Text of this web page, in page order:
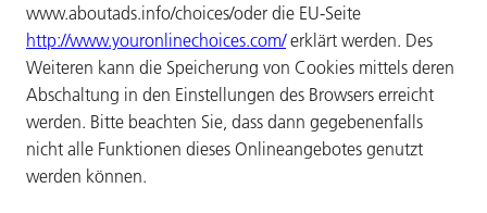
www.aboutads.info/choices/oder die EU-Seite
http://www.youronlinechoices.com/erklärt werden. Des
Weiteren kann die Speicherung von Cookies mittels deren
Abschaltung in den Einstellungen des Browsers erreicht
werden. Bitte beachten Sie, dass dann gegebenenfalls
nicht alle Funktionen dieses Onlineangebotes genutzt
werden können.